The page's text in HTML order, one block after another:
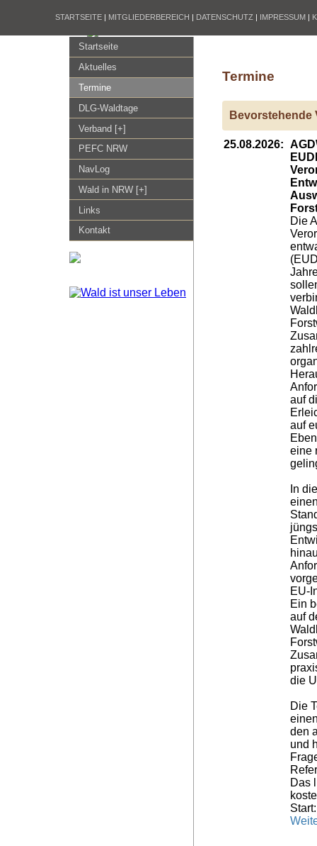
STARTSEITE | MITGLIEDERBEREICH | DATENSCHUTZ | IMPRESSUM |
Startseite
Aktuelles
Termine
DLG-Waldtage
Verband [+]
PEFC NRW
NavLog
Wald in NRW [+]
Links
Kontakt
Termine
Bevorstehende
25.08.2026:
Die
auf
auf
eine
In
EU-
Ein
auf
die
Die
den
und
Das